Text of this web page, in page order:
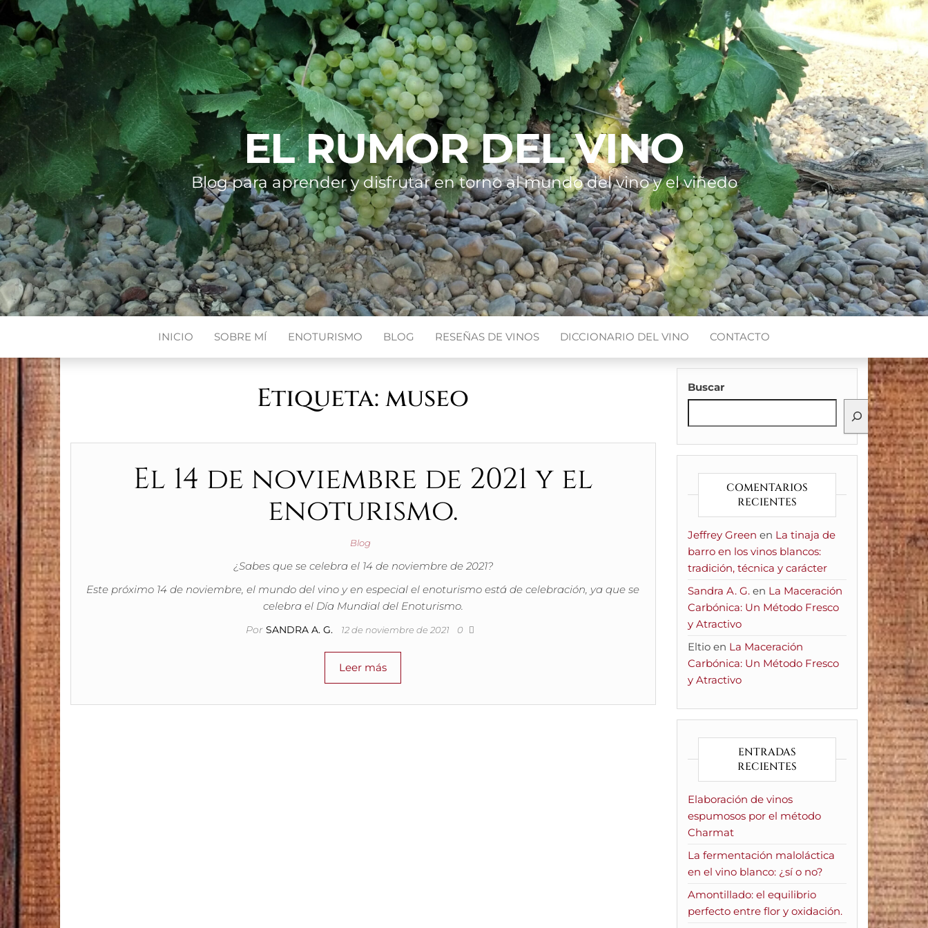
EL RUMOR DEL VINO
Blog para aprender y disfrutar en torno al mundo del vino y el viñedo
INICIO SOBRE MÍ ENOTURISMO BLOG RESEÑAS DE VINOS DICCIONARIO DEL VINO CONTACTO
Etiqueta:museo
El 14 de noviembre de 2021 y el
enoturismo.
Blog
¿Sabes que se celebra el 14 de noviembre de 2021?
Este próximo 14 de noviembre, el mundo del vino y en especial el enoturismo está de celebración, ya que se
celebra el Día Mundial del Enoturismo.
Por SANDRA A. G. 12 de noviembre de 2021 0
Leer más
Buscar
COMENTARIOS
RECIENTES
Jeffrey Green en La tinaja de
barro en los vinos blancos:
tradición, técnica y carácter
Sandra A. G.en La Maceración
Carbónica: Un Método Fresco
y Atractivo
Eltioen La Maceración
Carbónica: Un Método Fresco
y Atractivo
ENTRADAS
RECIENTES
Elaboración de vinos
espumosos por el método
Charmat
La fermentación maloláctica
en el vino blanco: ¿sí o no?
Amontillado: el equilibrio
perfecto entre flor y oxidación.